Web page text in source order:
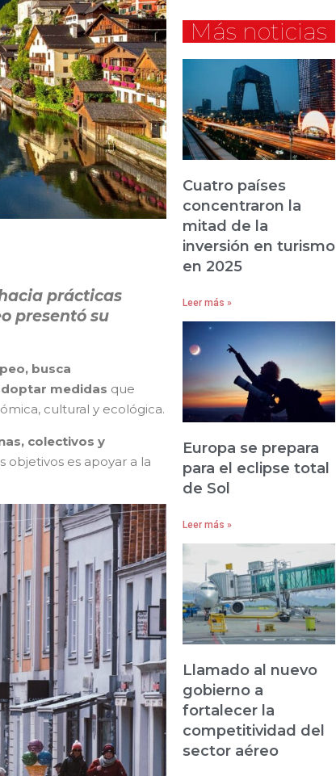
prácticas
presentó su
busca
medidas que
cultural y ecológica.
colectivos y
objetivos es apoyar a la
Más noticias
Cuatro países
concentraron la
mitad de la
inversión en turismo
en 2025
Leer más »
Europa se prepara
para el eclipse total
de Sol
Leer más »
Llamado al nuevo
gobierno a
fortalecer la
competitividad del
sector aéreo